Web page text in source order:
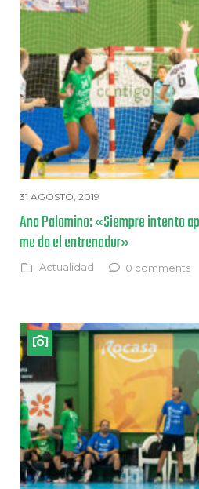
31 AGOSTO, 2019
Ana Palomino: «Siempre intento
me da el entrenador»
Actualidad 0 comments